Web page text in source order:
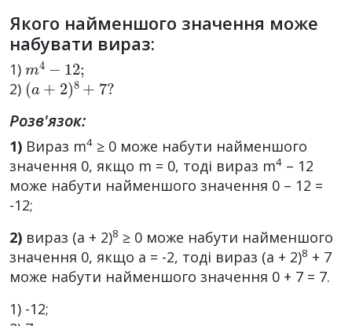
Якого найменшого значення може
набувати вираз:
1) 4 12;
2) (a+ 2)8+7
Розв'язок:
1) Вираз m4 ≥ 0 може набути найменшого
значення 0, якщо m = 0, тоді вираз m4 – 12
може набути найменшого значення 0 – 12 =
-12;
2) вираз (a + 2)8 ≥ 0 може набути найменшого
значення 0, якщо a = -2, тоді вираз (a + 2)8 + 7
може набути найменшого значення 0 + 7 = 7.
1) -12;